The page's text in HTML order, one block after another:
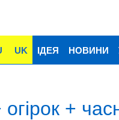
UK ІДЕЯ НОВИНИ
+